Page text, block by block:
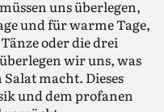
uns überlegen,
und für warme Tage,
oder die drei
wir uns, was
macht. Dieses
und dem profanen